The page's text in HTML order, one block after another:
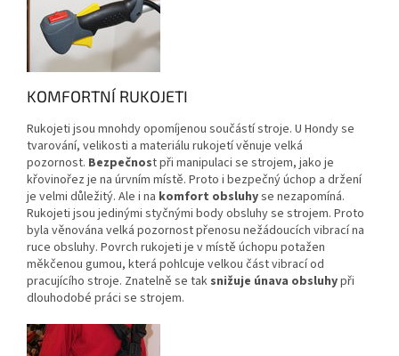
KOMFORTNÍ RUKOJETI
Rukojeti jsou mnohdy opomíjenou součástí stroje. U Hondy se
tvarování, velikosti a materiálu rukojetí věnuje velká
pozornost. Bezpečnost při manipulaci se strojem, jako je
křovinořez je na úrvním místě. Proto i bezpečný úchop a držení
je velmi důležitý. Ale i na komfort obsluhyse nezapomíná.
Rukojeti jsou jedinými styčnými body obsluhy se strojem. Proto
byla věnována velká pozornost přenosu nežádoucích vibrací na
ruce obsluhy. Povrch rukojeti je v místě úchopu potažen
měkčenou gumou, která pohlcuje velkou část vibrací od
pracujícího stroje. Znatelně se tak snižuje únava obsluhypři
dlouhodobé práci se strojem.